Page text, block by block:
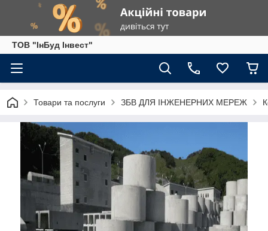
ТОВ "ІнБуд Інвест"
Товари та послуги ЗБВ ДЛЯ ІНЖЕНЕРНИХ МЕРЕЖ